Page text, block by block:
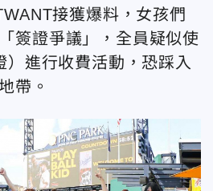
接獲爆料，女孩們
簽證爭議」，全員疑似使
）進行收費活動，恐踩入
帶。